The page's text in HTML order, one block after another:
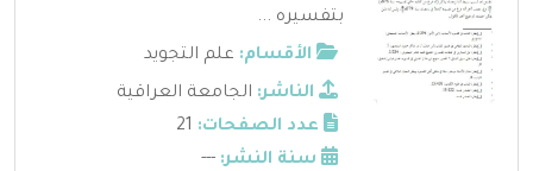
بتفسيره ...
الأقسام: علم التجويد
الناشر: الجامعة العراقية
عدد الصفحات:
سنة النشر: ---